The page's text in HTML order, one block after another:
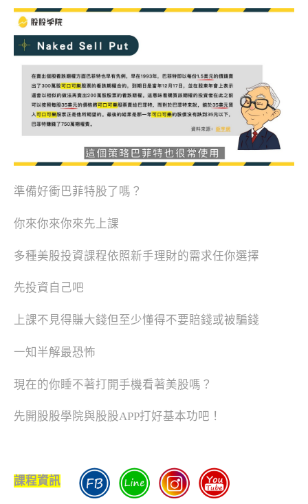
準備好衝巴菲特股了嗎？
你來你來你來先上課
多種美股投資課程依照新手理財的需求任你選擇
先投資自己吧
上課不見得賺大錢但至少懂得不要賠錢或被騙錢
一知半解最恐怖
現在的你睡不著打開手機看著美股嗎？
先開股股學院與股股APP打好基本功吧！
課程資訊